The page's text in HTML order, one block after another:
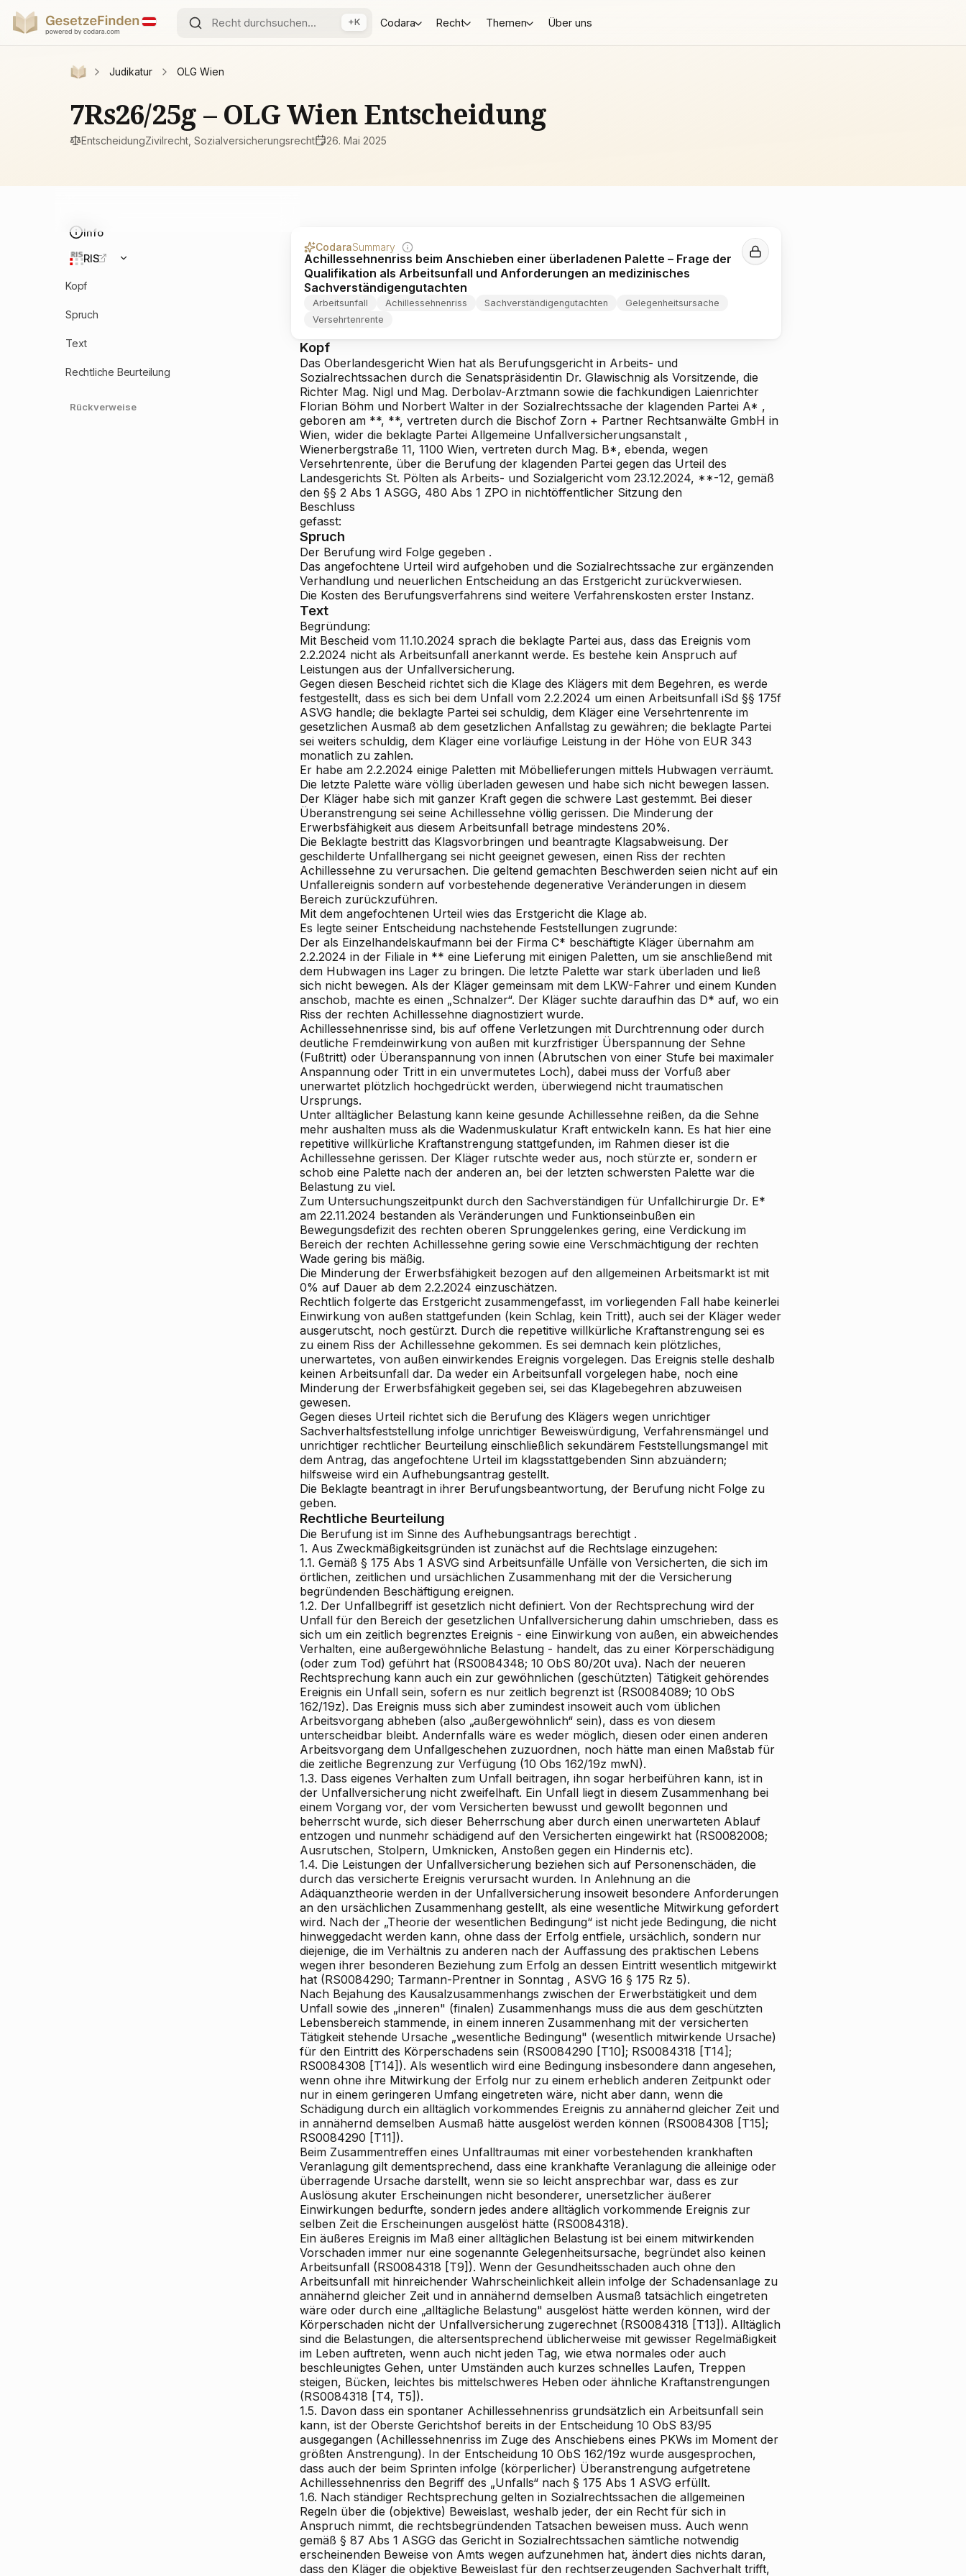
+K Codara Recht Themen Über uns
Judikatur OLG Wien
7Rs26/25g – OLG Wien Entscheidung
EntscheidungZivilrecht, Sozialversicherungsrecht 26. Mai 2025
Info
RIS
Kopf
Spruch
Text
Rechtliche Beurteilung
Rückverweise
CodaraSummary
Achillessehnenriss beim Anschieben einer überladenen Palette – Frage der
Qualifikation als Arbeitsunfall und Anforderungen an medizinisches
Sachverständigengutachten
Arbeitsunfall Achillessehnenriss Sachverständigengutachten
Gelegenheitsursache
Versehrtenrente
Kopf
Das Oberlandesgericht Wien hat als Berufungsgericht in Arbeits- und
Sozialrechtssachen durch die Senatspräsidentin Dr. Glawischnig als Vorsitzende, die
Richter Mag. Nigl und Mag. Derbolav-Arztmann sowie die fachkundigen Laienrichter
Florian Böhm und Norbert Walter in der Sozialrechtssache der klagenden Partei A* ,
geboren am **, **, vertreten durch die Bischof Zorn + Partner Rechtsanwälte GmbH in
Wien, wider die beklagte Partei Allgemeine Unfallversicherungsanstalt ,
Wienerbergstraße 11, 1100 Wien, vertreten durch Mag. B*, ebenda, wegen
Versehrtenrente, über die Berufung der klagenden Partei gegen das Urteil des
Landesgerichts St. Pölten als Arbeits- und Sozialgericht vom 23.12.2024, **-12, gemäß
den §§ 2 Abs 1 ASGG, 480 Abs 1 ZPO in nichtöffentlicher Sitzung den
Beschluss
gefasst:
Spruch
Der Berufung wird Folge gegeben .
Das angefochtene Urteil wird aufgehoben und die Sozialrechtssache zur ergänzenden
Verhandlung und neuerlichen Entscheidung an das Erstgericht zurückverwiesen.
Die Kosten des Berufungsverfahrens sind weitere Verfahrenskosten erster Instanz.
Text
Begründung:
Mit Bescheid vom 11.10.2024 sprach die beklagte Partei aus, dass das Ereignis vom
2.2.2024 nicht als Arbeitsunfall anerkannt werde. Es bestehe kein Anspruch auf
Leistungen aus der Unfallversicherung.
Gegen diesen Bescheid richtet sich die Klage des Klägers mit dem Begehren, es werde
festgestellt, dass es sich bei dem Unfall vom 2.2.2024 um einen Arbeitsunfall iSd §§ 175f
ASVG handle; die beklagte Partei sei schuldig, dem Kläger eine Versehrtenrente im
gesetzlichen Ausmaß ab dem gesetzlichen Anfallstag zu gewähren; die beklagte Partei
sei weiters schuldig, dem Kläger eine vorläufige Leistung in der Höhe von EUR 343
monatlich zu zahlen.
Er habe am 2.2.2024 einige Paletten mit Möbellieferungen mittels Hubwagen verräumt.
Die letzte Palette wäre völlig überladen gewesen und habe sich nicht bewegen lassen.
Der Kläger habe sich mit ganzer Kraft gegen die schwere Last gestemmt. Bei dieser
Überanstrengung sei seine Achillessehne völlig gerissen. Die Minderung der
Erwerbsfähigkeit aus diesem Arbeitsunfall betrage mindestens 20%.
Die Beklagte bestritt das Klagsvorbringen und beantragte Klagsabweisung. Der
geschilderte Unfallhergang sei nicht geeignet gewesen, einen Riss der rechten
Achillessehne zu verursachen. Die geltend gemachten Beschwerden seien nicht auf ein
Unfallereignis sondern auf vorbestehende degenerative Veränderungen in diesem
Bereich zurückzuführen.
Mit dem angefochtenen Urteil wies das Erstgericht die Klage ab.
Es legte seiner Entscheidung nachstehende Feststellungen zugrunde:
Der als Einzelhandelskaufmann bei der Firma C* beschäftigte Kläger übernahm am
2.2.2024 in der Filiale in ** eine Lieferung mit einigen Paletten, um sie anschließend mit
dem Hubwagen ins Lager zu bringen. Die letzte Palette war stark überladen und ließ
sich nicht bewegen. Als der Kläger gemeinsam mit dem LKW-Fahrer und einem Kunden
anschob, machte es einen „Schnalzer“. Der Kläger suchte daraufhin das D* auf, wo ein
Riss der rechten Achillessehne diagnostiziert wurde.
Achillessehnenrisse sind, bis auf offene Verletzungen mit Durchtrennung oder durch
deutliche Fremdeinwirkung von außen mit kurzfristiger Überspannung der Sehne
(Fußtritt) oder Überanspannung von innen (Abrutschen von einer Stufe bei maximaler
Anspannung oder Tritt in ein unvermutetes Loch), dabei muss der Vorfuß aber
unerwartet plötzlich hochgedrückt werden, überwiegend nicht traumatischen
Ursprungs.
Unter alltäglicher Belastung kann keine gesunde Achillessehne reißen, da die Sehne
mehr aushalten muss als die Wadenmuskulatur Kraft entwickeln kann. Es hat hier eine
repetitive willkürliche Kraftanstrengung stattgefunden, im Rahmen dieser ist die
Achillessehne gerissen. Der Kläger rutschte weder aus, noch stürzte er, sondern er
schob eine Palette nach der anderen an, bei der letzten schwersten Palette war die
Belastung zu viel.
Zum Untersuchungszeitpunkt durch den Sachverständigen für Unfallchirurgie Dr. E*
am 22.11.2024 bestanden als Veränderungen und Funktionseinbußen ein
Bewegungsdefizit des rechten oberen Sprunggelenkes gering, eine Verdickung im
Bereich der rechten Achillessehne gering sowie eine Verschmächtigung der rechten
Wade gering bis mäßig.
Die Minderung der Erwerbsfähigkeit bezogen auf den allgemeinen Arbeitsmarkt ist mit
0% auf Dauer ab dem 2.2.2024 einzuschätzen.
Rechtlich folgerte das Erstgericht zusammengefasst, im vorliegenden Fall habe keinerlei
Einwirkung von außen stattgefunden (kein Schlag, kein Tritt), auch sei der Kläger weder
ausgerutscht, noch gestürzt. Durch die repetitive willkürliche Kraftanstrengung sei es
zu einem Riss der Achillessehne gekommen. Es sei demnach kein plötzliches,
unerwartetes, von außen einwirkendes Ereignis vorgelegen. Das Ereignis stelle deshalb
keinen Arbeitsunfall dar. Da weder ein Arbeitsunfall vorgelegen habe, noch eine
Minderung der Erwerbsfähigkeit gegeben sei, sei das Klagebegehren abzuweisen
gewesen.
Gegen dieses Urteil richtet sich die Berufung des Klägers wegen unrichtiger
Sachverhaltsfeststellung infolge unrichtiger Beweiswürdigung, Verfahrensmängel und
unrichtiger rechtlicher Beurteilung einschließlich sekundärem Feststellungsmangel mit
dem Antrag, das angefochtene Urteil im klagsstattgebenden Sinn abzuändern;
hilfsweise wird ein Aufhebungsantrag gestellt.
Die Beklagte beantragt in ihrer Berufungsbeantwortung, der Berufung nicht Folge zu
geben.
Rechtliche Beurteilung
Die Berufung ist im Sinne des Aufhebungsantrags berechtigt .
1. Aus Zweckmäßigkeitsgründen ist zunächst auf die Rechtslage einzugehen:
1.1. Gemäß § 175 Abs 1 ASVG sind Arbeitsunfälle Unfälle von Versicherten, die sich im
örtlichen, zeitlichen und ursächlichen Zusammenhang mit der die Versicherung
begründenden Beschäftigung ereignen.
1.2. Der Unfallbegriff ist gesetzlich nicht definiert. Von der Rechtsprechung wird der
Unfall für den Bereich der gesetzlichen Unfallversicherung dahin umschrieben, dass es
sich um ein zeitlich begrenztes Ereignis - eine Einwirkung von außen, ein abweichendes
Verhalten, eine außergewöhnliche Belastung - handelt, das zu einer Körperschädigung
(oder zum Tod) geführt hat (RS0084348; 10 ObS 80/20t uva). Nach der neueren
Rechtsprechung kann auch ein zur gewöhnlichen (geschützten) Tätigkeit gehörendes
Ereignis ein Unfall sein, sofern es nur zeitlich begrenzt ist (RS0084089; 10 ObS
162/19z). Das Ereignis muss sich aber zumindest insoweit auch vom üblichen
Arbeitsvorgang abheben (also „außergewöhnlich“ sein), dass es von diesem
unterscheidbar bleibt. Andernfalls wäre es weder möglich, diesen oder einen anderen
Arbeitsvorgang dem Unfallgeschehen zuzuordnen, noch hätte man einen Maßstab für
die zeitliche Begrenzung zur Verfügung (10 Obs 162/19z mwN).
1.3. Dass eigenes Verhalten zum Unfall beitragen, ihn sogar herbeiführen kann, ist in
der Unfallversicherung nicht zweifelhaft. Ein Unfall liegt in diesem Zusammenhang bei
einem Vorgang vor, der vom Versicherten bewusst und gewollt begonnen und
beherrscht wurde, sich dieser Beherrschung aber durch einen unerwarteten Ablauf
entzogen und nunmehr schädigend auf den Versicherten eingewirkt hat (RS0082008;
Ausrutschen, Stolpern, Umknicken, Anstoßen gegen ein Hindernis etc).
1.4. Die Leistungen der Unfallversicherung beziehen sich auf Personenschäden, die
durch das versicherte Ereignis verursacht wurden. In Anlehnung an die
Adäquanztheorie werden in der Unfallversicherung insoweit besondere Anforderungen
an den ursächlichen Zusammenhang gestellt, als eine wesentliche Mitwirkung gefordert
wird. Nach der „Theorie der wesentlichen Bedingung“ ist nicht jede Bedingung, die nicht
hinweggedacht werden kann, ohne dass der Erfolg entfiele, ursächlich, sondern nur
diejenige, die im Verhältnis zu anderen nach der Auffassung des praktischen Lebens
wegen ihrer besonderen Beziehung zum Erfolg an dessen Eintritt wesentlich mitgewirkt
hat (RS0084290; Tarmann-Prentner in Sonntag , ASVG 16 § 175 Rz 5).
Nach Bejahung des Kausalzusammenhangs zwischen der Erwerbstätigkeit und dem
Unfall sowie des „inneren" (finalen) Zusammenhangs muss die aus dem geschützten
Lebensbereich stammende, in einem inneren Zusammenhang mit der versicherten
Tätigkeit stehende Ursache „wesentliche Bedingung" (wesentlich mitwirkende Ursache)
für den Eintritt des Körperschadens sein (RS0084290 [T10]; RS0084318 [T14];
RS0084308 [T14]). Als wesentlich wird eine Bedingung insbesondere dann angesehen,
wenn ohne ihre Mitwirkung der Erfolg nur zu einem erheblich anderen Zeitpunkt oder
nur in einem geringeren Umfang eingetreten wäre, nicht aber dann, wenn die
Schädigung durch ein alltäglich vorkommendes Ereignis zu annähernd gleicher Zeit und
in annähernd demselben Ausmaß hätte ausgelöst werden können (RS0084308 [T15];
RS0084290 [T11]).
Beim Zusammentreffen eines Unfalltraumas mit einer vorbestehenden krankhaften
Veranlagung gilt dementsprechend, dass eine krankhafte Veranlagung die alleinige oder
überragende Ursache darstellt, wenn sie so leicht ansprechbar war, dass es zur
Auslösung akuter Erscheinungen nicht besonderer, unersetzlicher äußerer
Einwirkungen bedurfte, sondern jedes andere alltäglich vorkommende Ereignis zur
selben Zeit die Erscheinungen ausgelöst hätte (RS0084318).
Ein äußeres Ereignis im Maß einer alltäglichen Belastung ist bei einem mitwirkenden
Vorschaden immer nur eine sogenannte Gelegenheitsursache, begründet also keinen
Arbeitsunfall (RS0084318 [T9]). Wenn der Gesundheitsschaden auch ohne den
Arbeitsunfall mit hinreichender Wahrscheinlichkeit allein infolge der Schadensanlage zu
annähernd gleicher Zeit und in annähernd demselben Ausmaß tatsächlich eingetreten
wäre oder durch eine „alltägliche Belastung" ausgelöst hätte werden können, wird der
Körperschaden nicht der Unfallversicherung zugerechnet (RS0084318 [T13]). Alltäglich
sind die Belastungen, die altersentsprechend üblicherweise mit gewisser Regelmäßigkeit
im Leben auftreten, wenn auch nicht jeden Tag, wie etwa normales oder auch
beschleunigtes Gehen, unter Umständen auch kurzes schnelles Laufen, Treppen
steigen, Bücken, leichtes bis mittelschweres Heben oder ähnliche Kraftanstrengungen
(RS0084318 [T4, T5]).
1.5. Davon dass ein spontaner Achillessehnenriss grundsätzlich ein Arbeitsunfall sein
kann, ist der Oberste Gerichtshof bereits in der Entscheidung 10 ObS 83/95
ausgegangen (Achillessehnenriss im Zuge des Anschiebens eines PKWs im Moment der
größten Anstrengung). In der Entscheidung 10 ObS 162/19z wurde ausgesprochen,
dass auch der beim Sprinten infolge (körperlicher) Überanstrengung aufgetretene
Achillessehnenriss den Begriff des „Unfalls“ nach § 175 Abs 1 ASVG erfüllt.
1.6. Nach ständiger Rechtsprechung gelten in Sozialrechtssachen die allgemeinen
Regeln über die (objektive) Beweislast, weshalb jeder, der ein Recht für sich in
Anspruch nimmt, die rechtsbegründenden Tatsachen beweisen muss. Auch wenn
gemäß § 87 Abs 1 ASGG das Gericht in Sozialrechtssachen sämtliche notwendig
erscheinenden Beweise von Amts wegen aufzunehmen hat, ändert dies nichts daran,
dass den Kläger die objektive Beweislast für den rechtserzeugenden Sachverhalt trifft,